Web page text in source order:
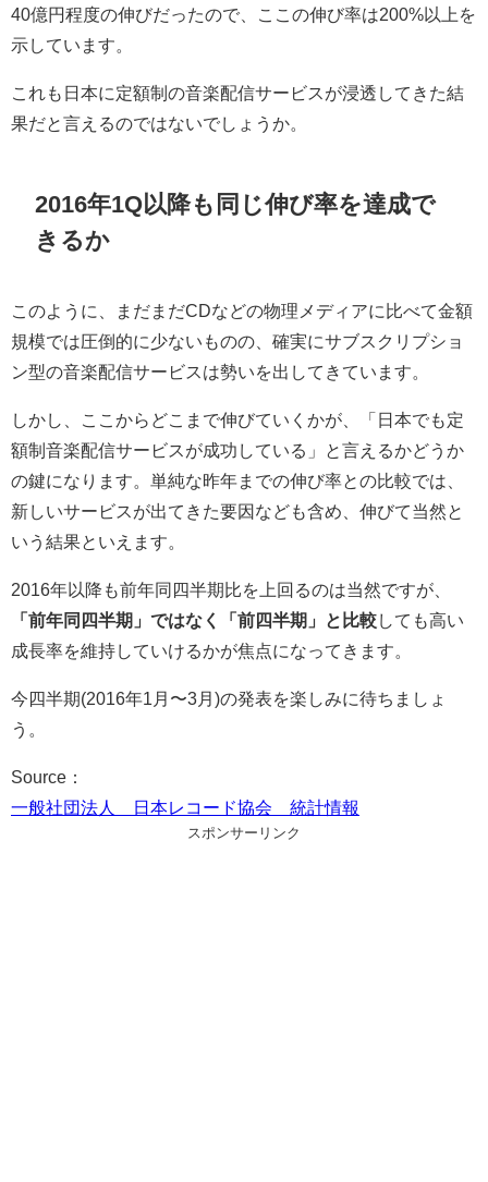
40億円程度の伸びだったので、ここの伸び率は200%以上を
示しています。
これも日本に定額制の音楽配信サービスが浸透してきた結
果だと言えるのではないでしょうか。
2016年1Q以降も同じ伸び率を達成で
きるか
このように、まだまだCDなどの物理メディアに比べて金額
規模では圧倒的に少ないものの、確実にサブスクリプショ
ン型の音楽配信サービスは勢いを出してきています。
しかし、ここからどこまで伸びていくかが、「日本でも定
額制音楽配信サービスが成功している」と言えるかどうか
の鍵になります。単純な昨年までの伸び率との比較では、
新しいサービスが出てきた要因なども含め、伸びて当然と
いう結果といえます。
2016年以降も前年同四半期比を上回るのは当然ですが、
「前年同四半期」ではなく「前四半期」と比較しても高い
成長率を維持していけるかが焦点になってきます。
今四半期(2016年1月〜3月)の発表を楽しみに待ちましょ
う。
Source：
一般社団法人 日本レコード協会 統計情報
スポンサーリンク